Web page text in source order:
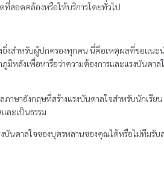
สอดคล้องหรือให้บริการโดยทั่วไป
งสําหรับผู้ปกครองทุกคน นี่คือเหตุผลที่ขอแน
ลังเพื่อหารือว่าความต้องการและแรงบันด
ภาษาอังกฤษที่สร้างแรงบันดาลใจสําหรับนัก
ละเป็นธรรม
นดาลใจของบุตรหลานของคุณได้หรือไม่ทีมรั